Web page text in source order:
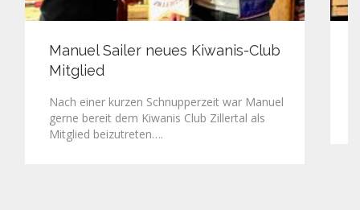
Manuel Sailer neues Kiwanis-Club
Mitglied
Nach einer kurzen Schnupperzeit war Manuel
gerne bereit dem Kiwanis Club Zillertal als
Mitglied beizutreten….